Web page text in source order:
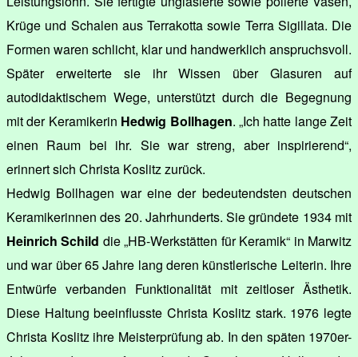
Krüge und Schalen aus Terrakotta sowie Terra Sigillata. Die
Formen waren schlicht, klar und handwerklich anspruchsvoll.
Später erweiterte sie ihr Wissen über Glasuren auf
autodidaktischem Wege, unterstützt durch die Begegnung
mit der Keramikerin Hedwig Bollhagen. „Ich hatte lange Zeit
einen Raum bei ihr. Sie war streng, aber inspirierend“,
erinnert sich Christa Koslitz zurück.
Hedwig Bollhagen war eine der bedeutendsten deutschen
Keramikerinnen des 20. Jahrhunderts. Sie gründete 1934 mit
Heinrich Schild die „HB-Werkstätten für Keramik“ in Marwitz
und war über 65 Jahre lang deren künstlerische Leiterin. Ihre
Entwürfe verbanden Funktionalität mit zeitloser Ästhetik.
Diese Haltung beeinflusste Christa Koslitz stark. 1976 legte
Christa Koslitz ihre Meisterprüfung ab. In den späten 1970er-